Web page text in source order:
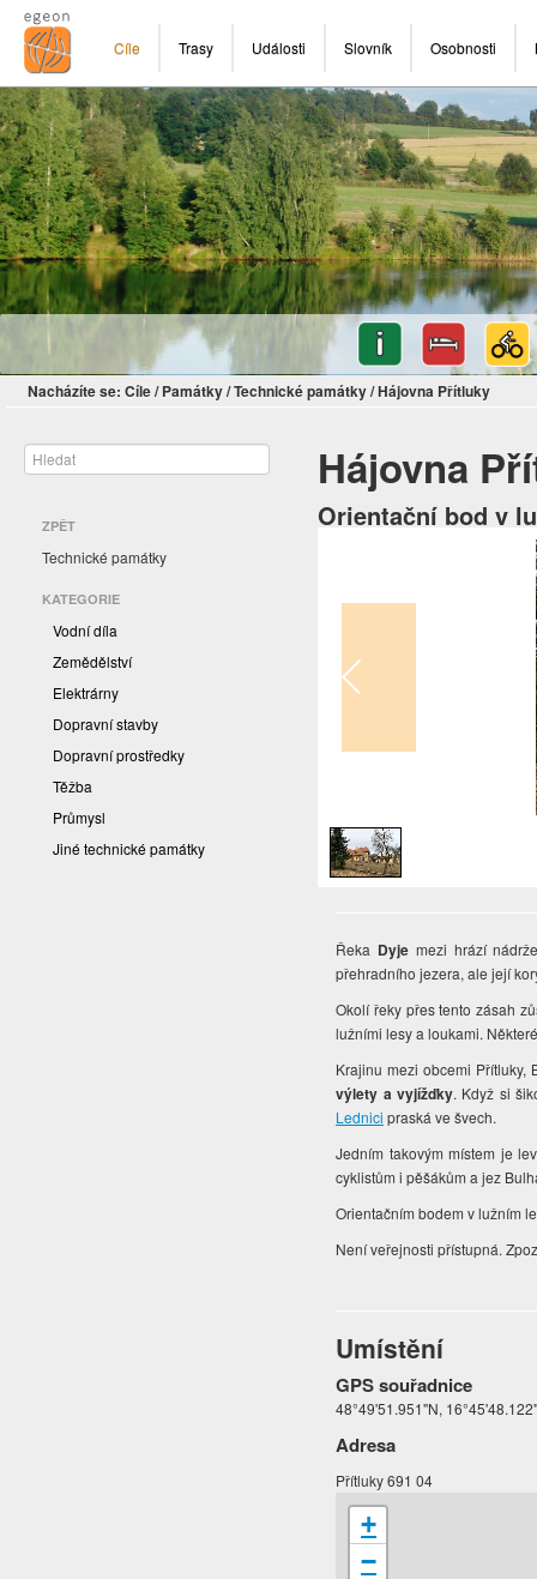
Cíle Trasy Události Slovník Osobnosti
Nacházíte se: Cíle/ Památky/Technické památky/Hájovna Přítluky
ZPĚT
Technické památky
KATEGORIE
Vodní díla
Zemědělství
Elektrárny
Dopravní stavby
Dopravní prostředky
Těžba
Průmysl
Jiné technické památky
Hájovna
Orientační bod v
Řeka Dyjemezi hrází
přehradního jezera, ale její
Okolí řeky přes tento zásah
lužními lesy a loukami.
Krajinu mezi obcemi
výlety a vyjížďky. Když si
Lednici praská ve švech.
Jedním takovým místem je
cyklistům i pěšákům a jez
Orientačním bodem v lužním
Není veřejnosti přístupná.
Umístění
GPS souřadnice
48°49'51.951"N,
Adresa
Přítluky 691 04
+
−